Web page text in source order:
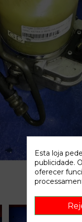
Esta loja
publicidade.
oferecer